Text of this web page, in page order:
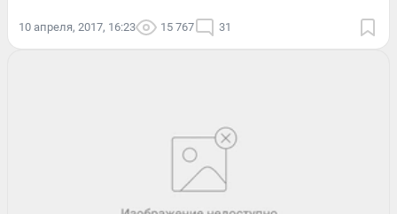
10 апреля, 2017, 16:23 15 767 31